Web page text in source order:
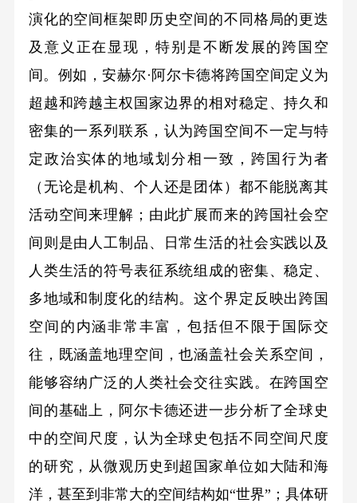
演化的空间框架即历史空间的不同格局的更迭
及意义正在显现，特别是不断发展的跨国空
间。例如，安赫尔·阿尔卡德将跨国空间定义为
超越和跨越主权国家边界的相对稳定、持久和
密集的一系列联系，认为跨国空间不一定与特
定政治实体的地域划分相一致，跨国行为者
（无论是机构、个人还是团体）都不能脱离其
活动空间来理解；由此扩展而来的跨国社会空
间则是由人工制品、日常生活的社会实践以及
人类生活的符号表征系统组成的密集、稳定、
多地域和制度化的结构。这个界定反映出跨国
空间的内涵非常丰富，包括但不限于国际交
往，既涵盖地理空间，也涵盖社会关系空间，
能够容纳广泛的人类社会交往实践。在跨国空
间的基础上，阿尔卡德还进一步分析了全球史
中的空间尺度，认为全球史包括不同空间尺度
的研究，从微观历史到超国家单位如大陆和海
洋，甚至到非常大的空间结构如“世界”；具体研